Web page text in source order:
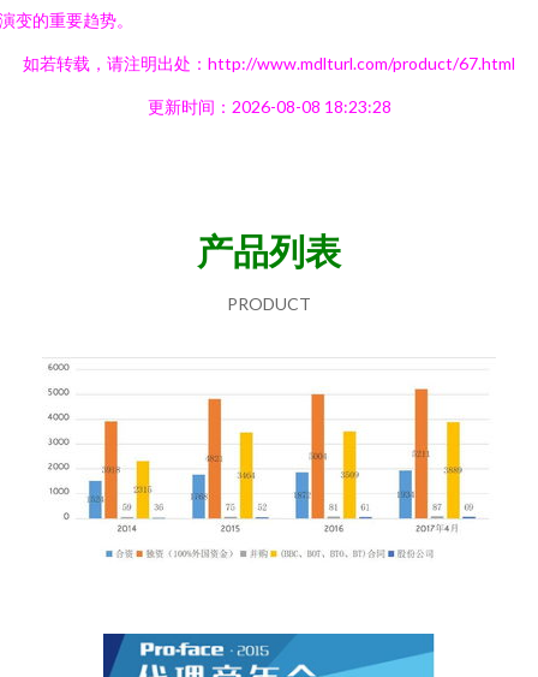
变的重要趋势。
如若转载，请注明出处：http://www.mdlturl.com/product/67.html
更新时间：2026-08-08 18:23:28
产品列表
PRODUCT